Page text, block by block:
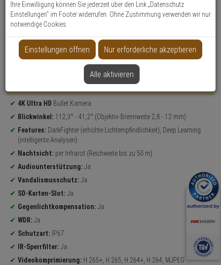
SucheProduktmerkmale
Datenblatt drucken
Weitere Varianten...
Produktinformationen
4K Ultra HD Bullet Kamera
Blickwinkel: 112,3° - 41,2° (Objektiv-Brennweite 2,8 - 12 mm)
Features: DarkFighter (erhöhte Lichtempfindlichkeit), Deep Learning
(intelligente Analysen)
Nachtsicht: per Infrarot (Reichweite bis zu 50 m)
Audiounterstützung: Ja
Vandalismusschutz: Ja
SD-Karten-Slot: Ja
Gegenlichtkompensation: Ja
WDR: Ja
Schutzart: IP67
IR-Sperrfilter: Ja
Videokomprimierung: H.265+, H.265, H.264+, H.264, MJPEG
Ihre Einwilligung können Sie jederzeit über den Link „Datenschutz
Einstellungen“ im Footer widerrufen. Ohne Zustimmung verwenden wir nur
notwendige Cookies.
Einstellungen öffnen Nur erforderliche akzeptieren
Alle aktivieren